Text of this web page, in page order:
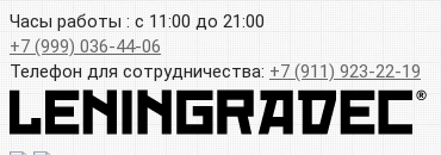
Часы работы : с 11:00 до 21:00
+7 (999) 036-44-06
Телефон для сотрудничества: +7 (911) 923-22-19